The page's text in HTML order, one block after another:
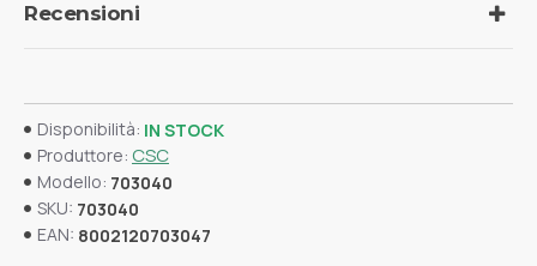
Recensioni
Disponibilità: IN STOCK
Produttore: CSC
Modello: 703040
SKU: 703040
EAN: 8002120703047